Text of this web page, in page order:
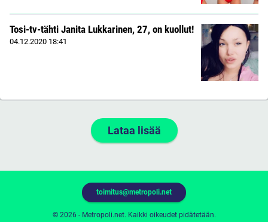
Tosi-tv-tähti Janita Lukkarinen, 27, on kuollut!
04.12.2020 18:41
Lataa lisää
© 2026 - Metropoli.net. Kaikki oikeudet pidätetään.
toimitus@metropoli.net